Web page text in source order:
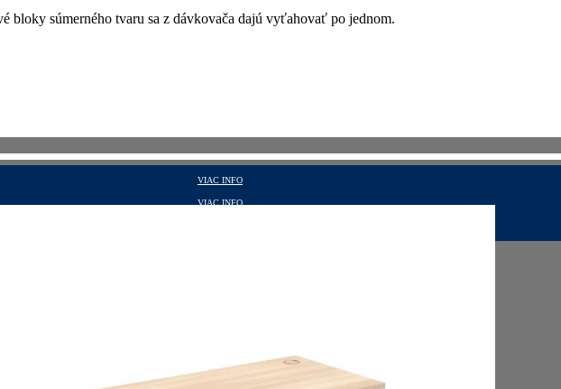
bloky súmerného tvaru sa z dávkovača dajú vyťahovať po jednom.
VIAC INFO
VIAC INFO